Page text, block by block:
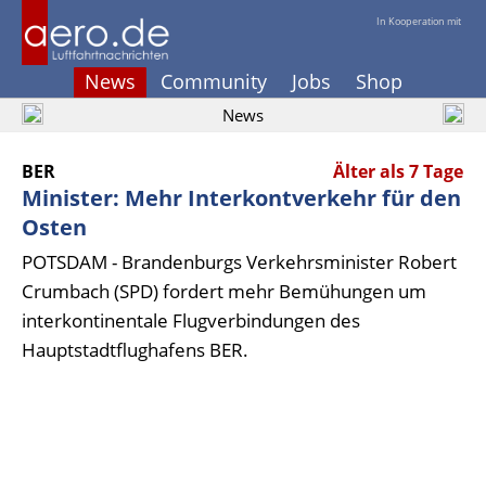
In Kooperation mit
News Community Jobs Shop
News
BER Älter als 7 Tage
Minister: Mehr Interkontverkehr für den
Osten
POTSDAM - Brandenburgs Verkehrsminister Robert
Crumbach (SPD) fordert mehr Bemühungen um
interkontinentale Flugverbindungen des
Hauptstadtflughafens BER.